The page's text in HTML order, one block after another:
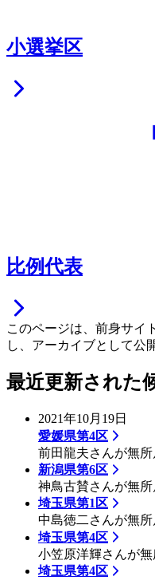
小選挙区
比例代表
このページは、前身サイ
し、アーカイブとして公
最近更新された
2021年10月19日
愛媛県第4区
前田龍夫さんが無所
新潟県第6区
神鳥古賛さんが無所
埼玉県第1区
中島徳二さんが無所
埼玉県第4区
小笠原洋輝さんが無
埼玉県第4区